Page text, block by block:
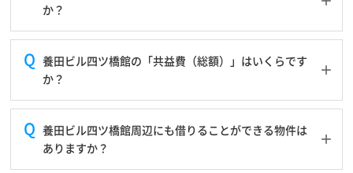
か？
養田ビル四ツ橋館の「共益費（総額）」はいくらです
か？
養田ビル四ツ橋館周辺にも借りることができる物件は
ありますか？